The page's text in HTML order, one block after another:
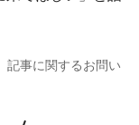
記事に関するお問い